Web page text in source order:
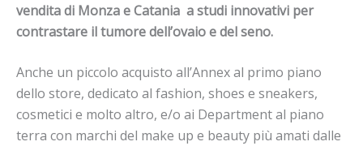
vendita di Monza e Catania a studi innovativi per
contrastare il tumore dell’ovaio e del seno.
Anche un piccolo acquisto all’Annex al primo piano
dello store, dedicato al fashion, shoes e sneakers,
cosmetici e molto altro, e/o ai Department al piano
terra con marchi del make up e beauty più amati dalle